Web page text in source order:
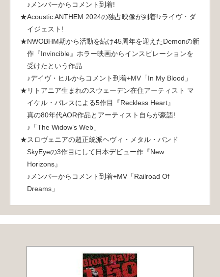
♪メンバーからコメント到着!
Acoustic ANTHEM 2024の独占映像が到着!♪ライヴ・ダ
イジェスト!
NWOBHM期から活動を続け45周年を迎えたDemonの新
作『Invincible』ホラー映画からインスピレーションを
受けたという作品
♪デイヴ・ヒルからコメント到着+MV「In My Blood」
リトアニア生まれのスウェーデン在住アーティスト マ
イケル・パレスによる5作目『Reckless Heart』
真の80年代AOR作品とアーティスト自らが豪語!
♪「The Widow’s Web」
スロヴェニアの超正統派ヘヴィ・メタル・バンド
SkyEyeの3作目にして日本デビュー作『New
Horizons』
♪メンバーからコメント到着+MV「Railroad Of
Dreams」